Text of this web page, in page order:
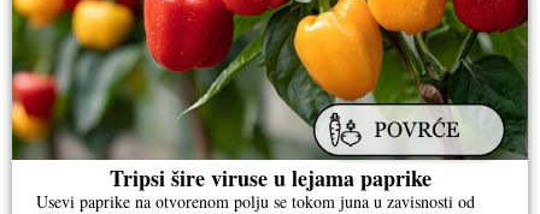
Tripsi šire viruse u lejama paprike
Usevi paprike na otvorenom polju se tokom juna u zavisnosti od